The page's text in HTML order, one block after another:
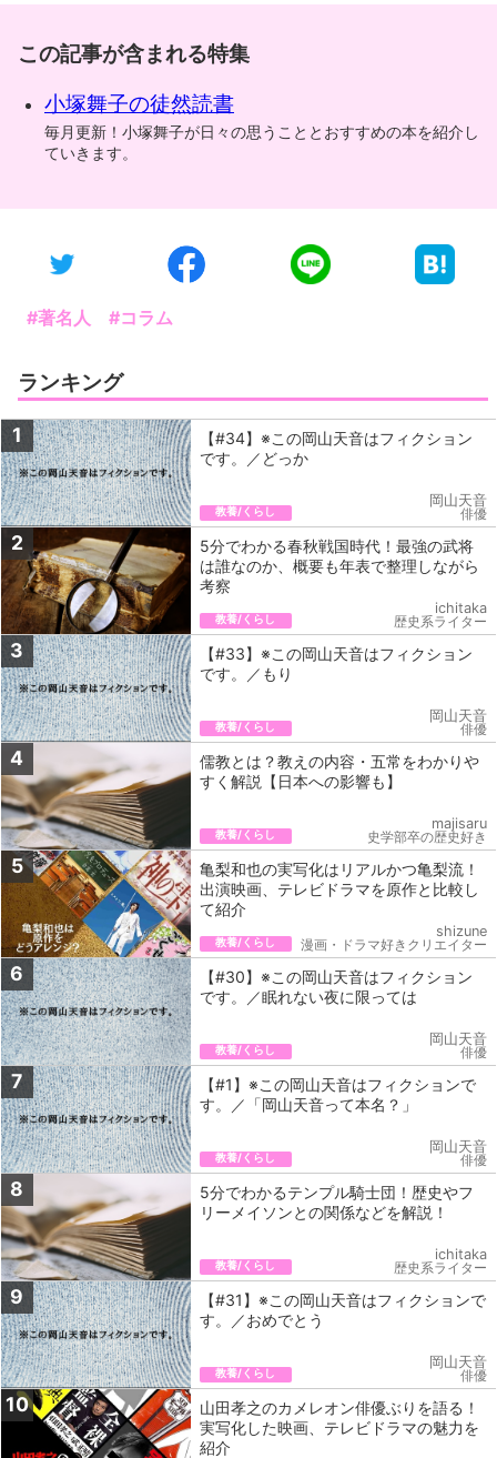
この記事が含まれる特集
小塚舞子の徒然読書
毎月更新！小塚舞子が日々の思うこととおすすめの本を紹介し
ていきます。
#著名人 #コラム
ランキング
1
【#34】※この岡山天音はフィクション
です。／どっか
教養/くらし
岡山天音
俳優
2
5分でわかる春秋戦国時代！最強の武将
は誰なのか、概要も年表で整理しながら
考察
教養/くらし
ichitaka
歴史系ライター
3
【#33】※この岡山天音はフィクション
です。／もり
教養/くらし
岡山天音
俳優
4
儒教とは？教えの内容・五常をわかりや
すく解説【日本への影響も】
教養/くらし
majisaru
史学部卒の歴史好き
5
亀梨和也の実写化はリアルかつ亀梨流！
出演映画、テレビドラマを原作と比較し
て紹介
教養/くらし
shizune
漫画・ドラマ好きクリエイター
6
【#30】※この岡山天音はフィクション
です。／眠れない夜に限っては
教養/くらし
岡山天音
俳優
7
【#1】※この岡山天音はフィクションで
す。／「岡山天音って本名？」
教養/くらし
岡山天音
俳優
8
5分でわかるテンプル騎士団！歴史やフ
リーメイソンとの関係などを解説！
教養/くらし
ichitaka
歴史系ライター
9
【#31】※この岡山天音はフィクションで
す。／おめでとう
教養/くらし
岡山天音
俳優
10
山田孝之のカメレオン俳優ぶりを語る！
実写化した映画、テレビドラマの魅力を
紹介